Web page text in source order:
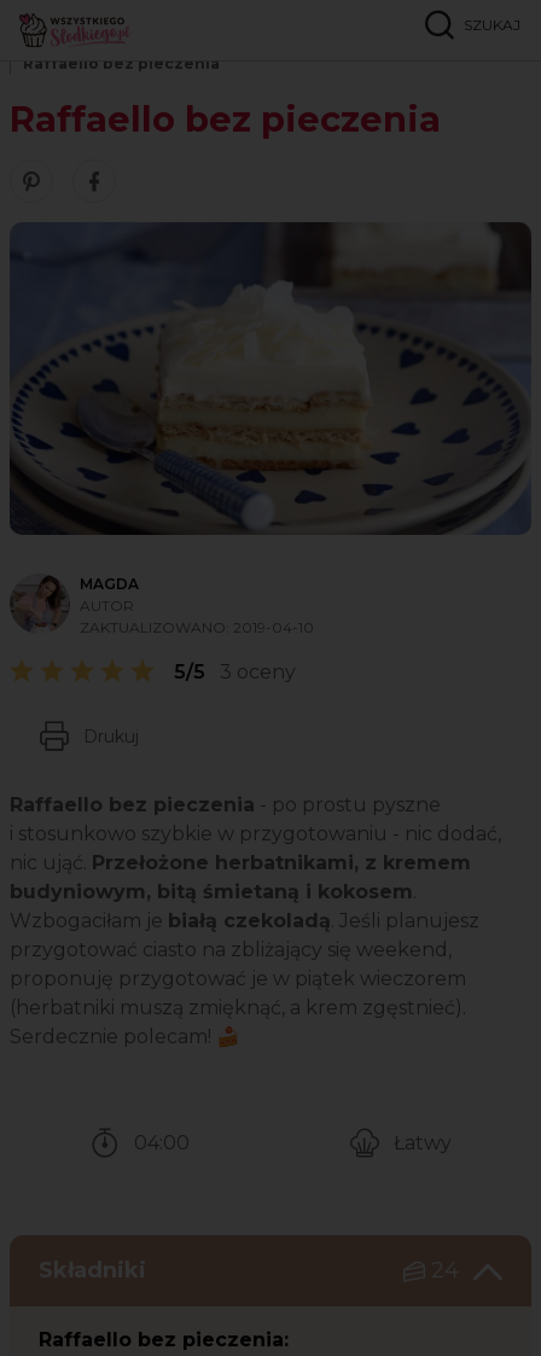
SZUKAJ
Strona główna
Raffaello bez pieczenia
Raffaello bez pieczenia
Zobacz nasze piny w serwisie Pinterest
Udostępnij ten przepis w serwisie Facebook
MAGDA
AUTOR
ZAKTUALIZOWANO: 2019-04-10
5/5 3 oceny
Drukuj
Raffaello bez pieczenia - po prostu pyszne
i stosunkowo szybkie w przygotowaniu - nic dodać,
nic ująć. Przełożone herbatnikami, z kremem
budyniowym, bitą śmietaną i kokosem.
Wzbogaciłam je białą czekoladą. Jeśli planujesz
przygotować ciasto na zbliżający się weekend,
proponuję przygotować je w piątek wieczorem
(herbatniki muszą zmięknąć, a krem zgęstnieć).
Serdecznie polecam! 🍰
04:00
Łatwy
Składniki 24
Raffaello bez pieczenia: